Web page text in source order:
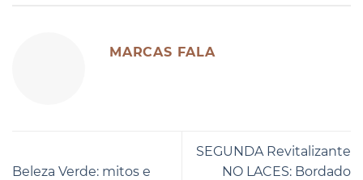
MARCAS FALA
Beleza Verde: mitos e
SEGUNDA Revitalizante
NO LACES: Bordado